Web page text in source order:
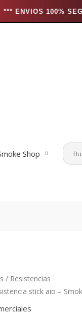
SEGUROS A
Shop
/ Resistencias
stick aio – Smok